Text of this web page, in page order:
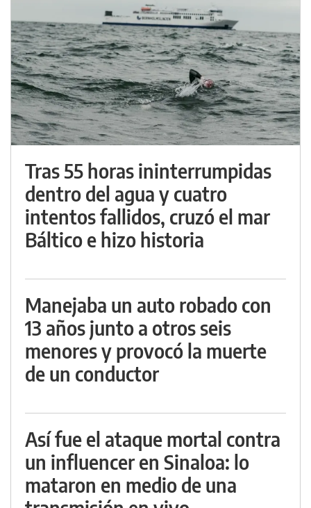
Tras 55 horas ininterrumpidas
dentro del agua y cuatro
intentos fallidos, cruzó el mar
Báltico e hizo historia
Manejaba un auto robado con
13 años junto a otros seis
menores y provocó la muerte
de un conductor
Así fue el ataque mortal contra
un influencer en Sinaloa: lo
mataron en medio de una